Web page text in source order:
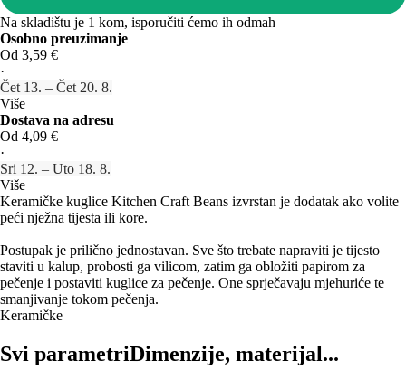
Na skladištu je 1 kom, isporučiti ćemo ih odmah
Osobno preuzimanje
Od 3,59 €
·
Čet 13. – Čet 20. 8.
Više
Dostava na adresu
Od 4,09 €
·
Sri 12. – Uto 18. 8.
Više
Keramičke kuglice Kitchen Craft Beans izvrstan je dodatak ako volite
peći nježna tijesta ili kore.
Postupak je prilično jednostavan. Sve što trebate napraviti je tijesto
staviti u kalup, probosti ga vilicom, zatim ga obložiti papirom za
pečenje i postaviti kuglice za pečenje. One sprječavaju mjehuriće te
smanjivanje tokom pečenja.
Keramičke
Svi parametriDimenzije, materijal...